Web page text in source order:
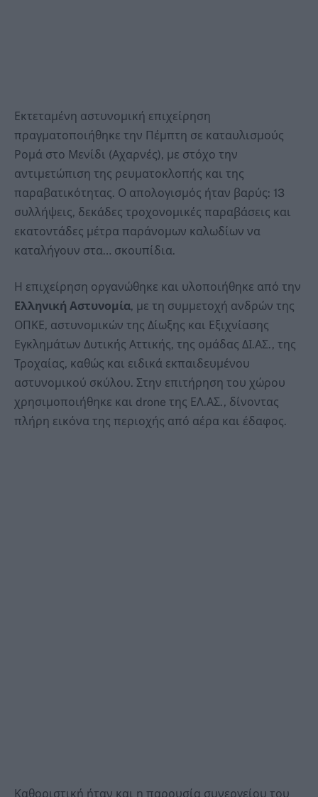
Εκτεταμένη αστυνομική επιχείρηση
πραγματοποιήθηκε την Πέμπτη σε καταυλισμούς
Ρομά στο Μενίδι (Αχαρνές), με στόχο την
αντιμετώπιση της ρευματοκλοπής και της
παραβατικότητας. Ο απολογισμός ήταν βαρύς: 13
συλλήψεις, δεκάδες τροχονομικές παραβάσεις και
εκατοντάδες μέτρα παράνομων καλωδίων να
καταλήγουν στα… σκουπίδια.
Η επιχείρηση οργανώθηκε και υλοποιήθηκε από την
Ελληνική Αστυνομία, με τη συμμετοχή ανδρών της
ΟΠΚΕ, αστυνομικών της Δίωξης και Εξιχνίασης
Εγκλημάτων Δυτικής Αττικής, της ομάδας ΔΙ.ΑΣ., της
Τροχαίας, καθώς και ειδικά εκπαιδευμένου
αστυνομικού σκύλου. Στην επιτήρηση του χώρου
χρησιμοποιήθηκε και drone της ΕΛ.ΑΣ., δίνοντας
πλήρη εικόνα της περιοχής από αέρα και έδαφος.
Καθοριστική ήταν και η παρουσία συνεργείου του